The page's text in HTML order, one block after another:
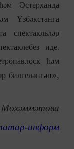
Әстерханда
Үзбәкстанга
спектакльләр
иде.
һәм
билгеләнгән»,
информ